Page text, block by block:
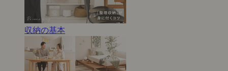
収納の基本